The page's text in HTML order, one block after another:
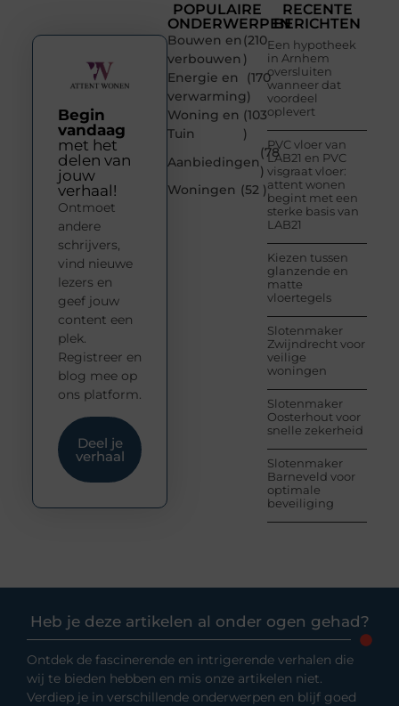
POPULAIRE
ONDERWERPEN
Bouwen en
verbouwen
(210
)
Energie en
verwarming
(170
)
Woning en
Tuin
(103
)
Aanbiedingen
(78
)
Woningen (52 )
RECENTE
BERICHTEN
Een hypotheek
in Arnhem
oversluiten
wanneer dat
voordeel
oplevert
PVC vloer van
LAB21 en PVC
visgraat vloer:
attent wonen
begint met een
sterke basis van
LAB21
Kiezen tussen
glanzende en
matte
vloertegels
Slotenmaker
Zwijndrecht voor
veilige
woningen
Slotenmaker
Oosterhout voor
snelle zekerheid
Slotenmaker
Barneveld voor
optimale
beveiliging
Begin
vandaag
met het
delen van
jouw
verhaal!
Ontmoet
andere
schrijvers,
vind nieuwe
lezers en
geef jouw
content een
plek.
Registreer en
blog mee op
ons platform.
Deel je
verhaal
Heb je deze artikelen al onder ogen gehad?
Ontdek de fascinerende en intrigerende verhalen die
wij te bieden hebben en mis onze artikelen niet.
Verdiep je in verschillende onderwerpen en blijf goed